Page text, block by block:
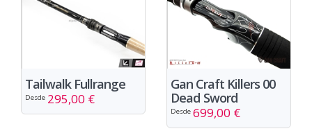
Tailwalk Fullrange
Desde 295,00 €
Gan Craft Killers 00
Dead Sword
Desde 699,00 €